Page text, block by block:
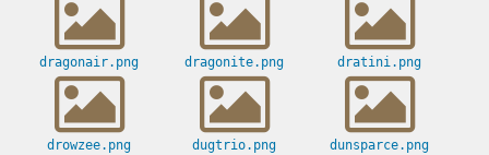
dragonair.png dragonite.png dratini.png
drowzee.png dugtrio.png dunsparce.png